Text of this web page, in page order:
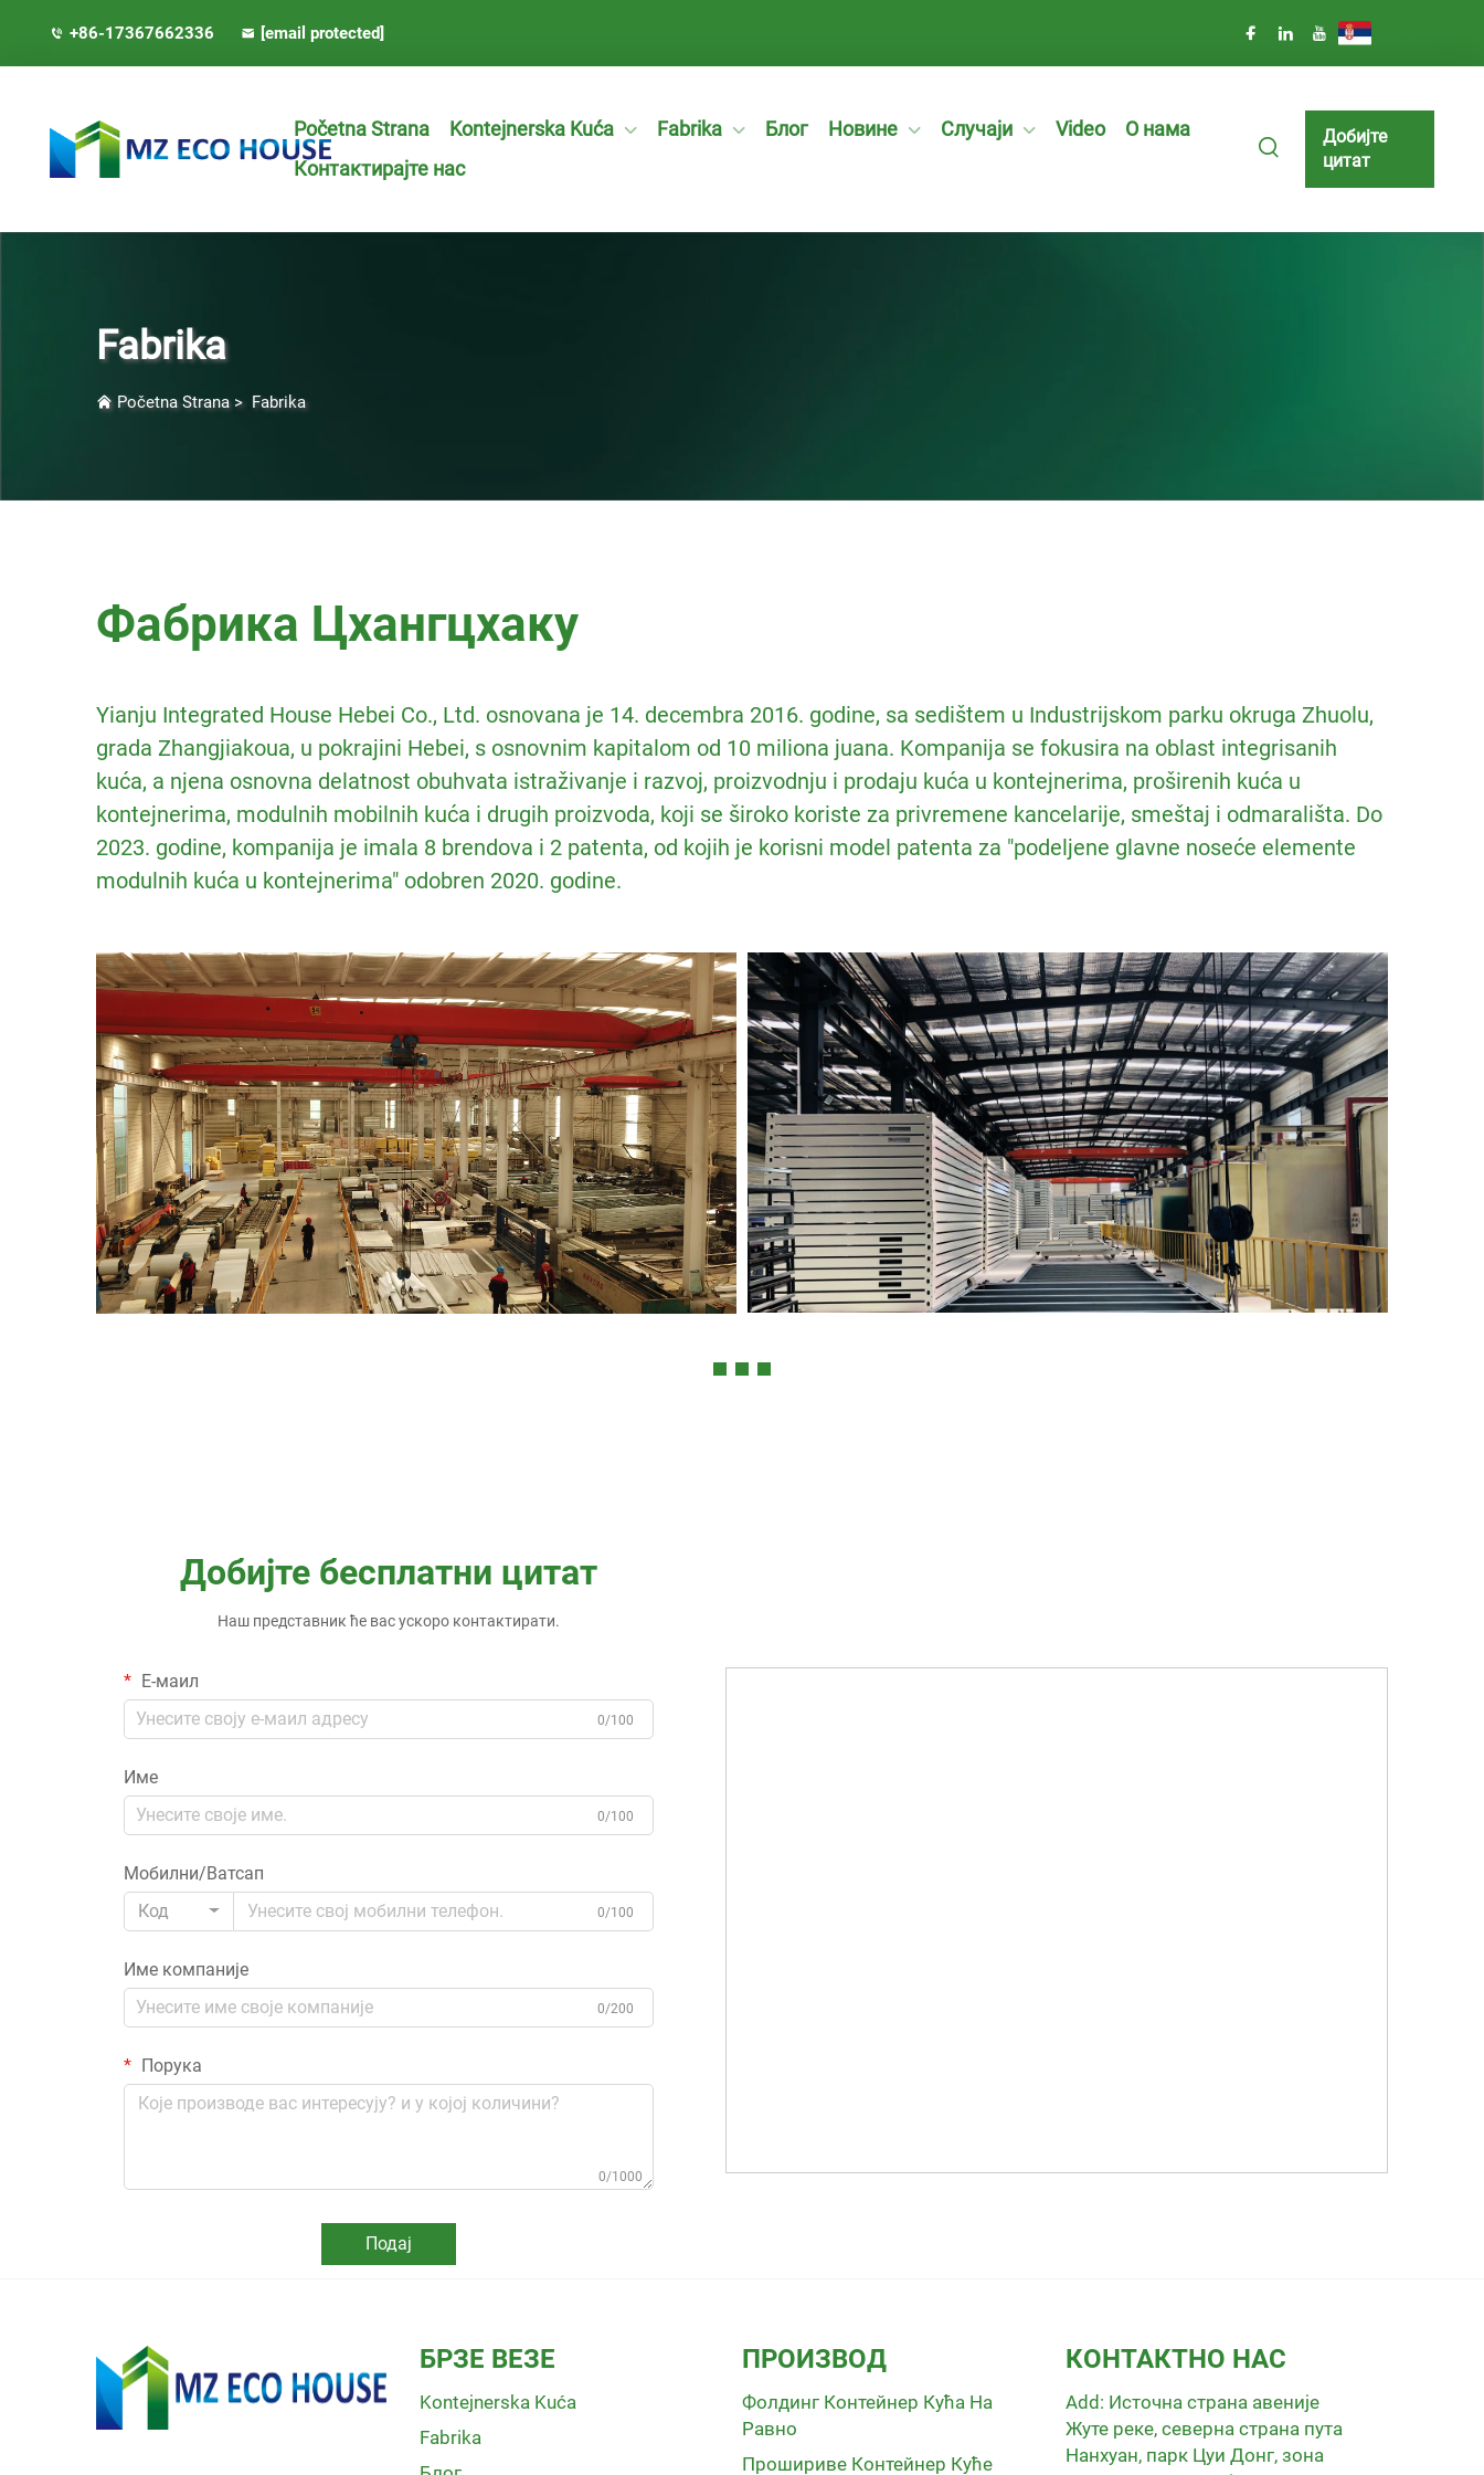
+86-17367662336 [email protected]
Početna Strana Kontejnerska Kuća Fabrika Блог Новине Случаји Video
О нама
Контактирајте нас
Добијте
цитат
Fabrika
Početna Strana> Fabrika
Фабрика Цхангцхаку
Yianju Integrated House Hebei Co., Ltd. osnovana je 14. decembra 2016. godine, sa sedištem u Industrijskom parku okruga Zhuolu,
grada Zhangjiakoua, u pokrajini Hebei, s osnovnim kapitalom od 10 miliona juana. Kompanija se fokusira na oblast integrisanih
kuća, a njena osnovna delatnost obuhvata istraživanje i razvoj, proizvodnju i prodaju kuća u kontejnerima, proširenih kuća u
kontejnerima, modulnih mobilnih kuća i drugih proizvoda, koji se široko koriste za privremene kancelarije, smeštaj i odmarališta. Do
2023. godine, kompanija je imala 8 brendova i 2 patenta, od kojih je korisni model patenta za "podeljene glavne noseće elemente
modulnih kuća u kontejnerima" odobren 2020. godine.
Добијте бесплатни цитат
Наш представник ће вас ускоро контактирати.
Е-маил
0/100
Име
0/100
Мобилни/Ватсап
Код
0/100
Име компаније
0/200
Порука
0/1000
Подај
БРЗЕ ВЕЗЕ
Kontejnerska Kuća
Fabrika
ПРОИЗВОД
Фолдинг Контейнер Кућа На
Равно
Прошириве Контейнер Куће
КОНТАКТНО НАС
Add: Источна страна авеније
Жуте реке, северна страна пута
Нанхуан, парк Цуи Донг, зона